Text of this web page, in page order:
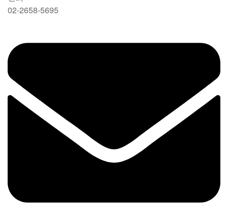
02-2658-5695